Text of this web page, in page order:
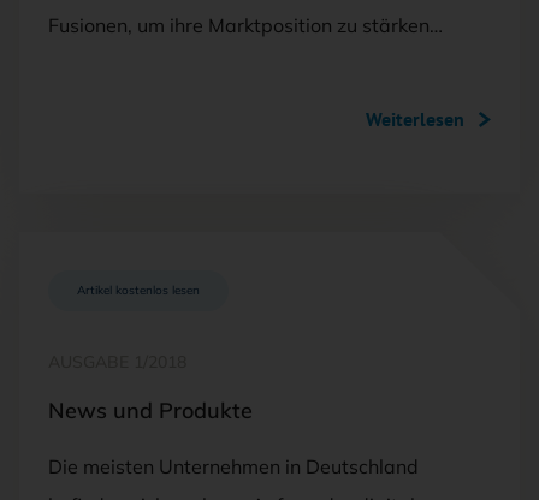
Fusionen, um ihre Marktposition zu stärken…
Weiterlesen
Artikel kostenlos lesen
News und Produkte
Die meisten Unternehmen in Deutschland